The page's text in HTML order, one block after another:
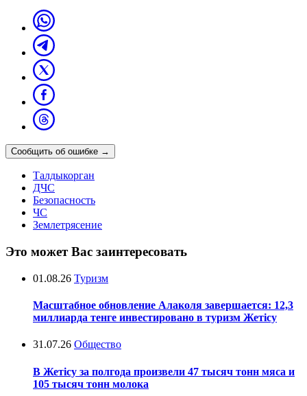
Сообщить об ошибке →
Талдыкорган
ДЧС
Безопасность
ЧС
Землетрясение
Это может Вас заинтересовать
01.08.26 Туризм
Масштабное обновление Алаколя завершается: 12,3
миллиарда тенге инвестировано в туризм Жетісу
31.07.26 Общество
В Жетісу за полгода произвели 47 тысяч тонн мяса и
105 тысяч тонн молока